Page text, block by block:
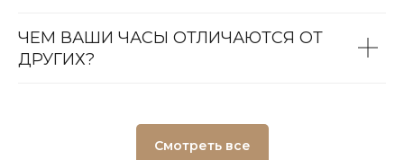
ЧЕМ ВАШИ ЧАСЫ ОТЛИЧАЮТСЯ ОТ
ДРУГИХ?
Смотреть все